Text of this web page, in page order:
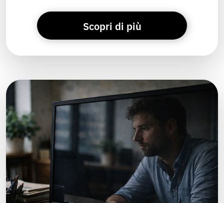
Scopri di più